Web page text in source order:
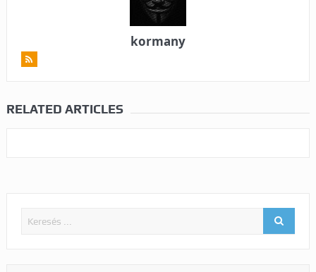
kormany
RELATED ARTICLES